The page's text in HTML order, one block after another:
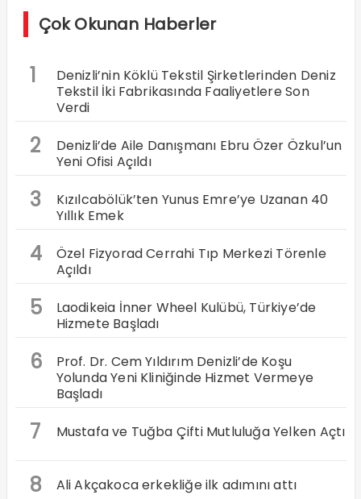
Çok Okunan Haberler
1
Denizli’nin Köklü Tekstil Şirketlerinden Deniz
Tekstil İki Fabrikasında Faaliyetlere Son
Verdi
2
Denizli’de Aile Danışmanı Ebru Özer Özkul’un
Yeni Ofisi Açıldı
3
Kızılcabölük’ten Yunus Emre’ye Uzanan 40
Yıllık Emek
4
Özel Fizyorad Cerrahi Tıp Merkezi Törenle
Açıldı
5
Laodikeia İnner Wheel Kulübü, Türkiye’de
Hizmete Başladı
6
Prof. Dr. Cem Yıldırım Denizli’de Koşu
Yolunda Yeni Kliniğinde Hizmet Vermeye
Başladı
7 Mustafa ve Tuğba Çifti Mutluluğa Yelken Açtı
8 Ali Akçakoca erkekliğe ilk adımını attı